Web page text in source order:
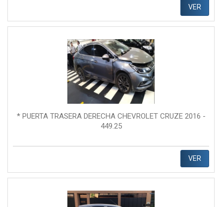
VER
* PUERTA TRASERA DERECHA CHEVROLET CRUZE 2016 -
449.25
VER